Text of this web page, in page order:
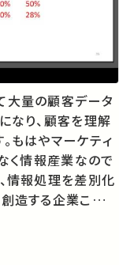
大量の顧客データ
なり、顧客を理解
もはやマーケティ
く情報産業なので
情報処理を差別化
造する企業こそ
に立つことが出